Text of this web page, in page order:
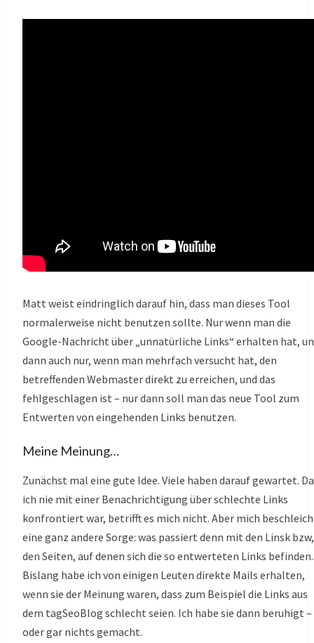
Matt weist eindringlich darauf hin, dass man dieses Tool
normalerweise nicht benutzen sollte. Nur wenn man die
Google-Nachricht über „unnatürliche Links“ erhalten hat,
dann auch nur, wenn man mehrfach versucht hat, den
betreffenden Webmaster direkt zu erreichen, und das
fehlgeschlagen ist – nur dann soll man das neue Tool zum
Entwerten von eingehenden Links benutzen.
Meine Meinung…
Zunächst mal eine gute Idee. Viele haben darauf gewartet. Da
ich nie mit einer Benachrichtigung über schlechte Links
konfrontiert war, betrifft es mich nicht. Aber mich
eine ganz andere Sorge: was passiert denn mit den Linsk bzw,
den Seiten, auf denen sich die so entwerteten Links befinden.
Bislang habe ich von einigen Leuten direkte Mails erhalten,
wenn sie der Meinung waren, dass zum Beispiel die Links aus
dem tagSeoBlog schlecht seien. Ich habe sie dann beruhigt –
oder gar nichts gemacht.